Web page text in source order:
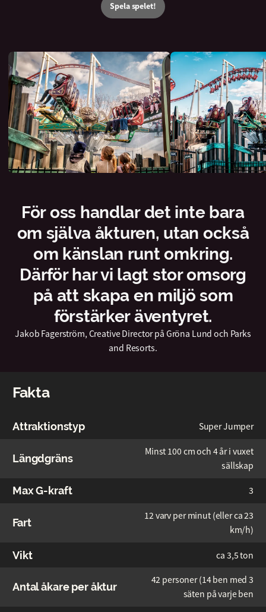
Spela spelet!
För oss handlar det inte bara
om själva åkturen, utan också
om känslan runt omkring.
Därför har vi lagt stor omsorg
på att skapa en miljö som
förstärker äventyret.
Jakob Fagerström, Creative Director på Gröna Lund och Parks
and Resorts.
Fakta
Attraktionstyp Super Jumper
Längdgräns
Minst 100 cm och 4 år i vuxet
sällskap
Max G-kraft 3
Fart
12 varv per minut (eller ca 23
km/h)
Vikt ca 3,5 ton
Antal åkare per åktur
42 personer (14 ben med 3
säten på varje ben